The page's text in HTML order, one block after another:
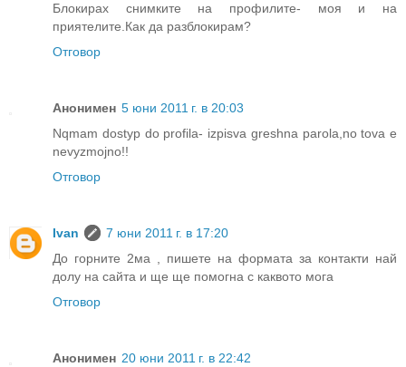
Блокирах снимките на профилите- моя и на
приятелите.Как да разблокирам?
Отговор
Анонимен 5 юни 2011 г. в 20:03
Nqmam dostyp do profila- izpisva greshna parola,no tova e
nevyzmojno!!
Отговор
Ivan
7 юни 2011 г. в 17:20
До горните 2ма , пишете на формата за контакти най
долу на сайта и ще ще помогна с каквото мога
Отговор
Анонимен 20 юни 2011 г. в 22:42